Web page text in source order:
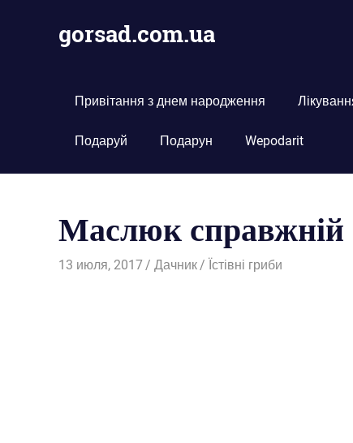
gorsad.com.ua
Привітання з днем народження
Подаруй Подарун Wepodarit
Маслюк
13 июля, 2017 Дачник Їстівні гриби